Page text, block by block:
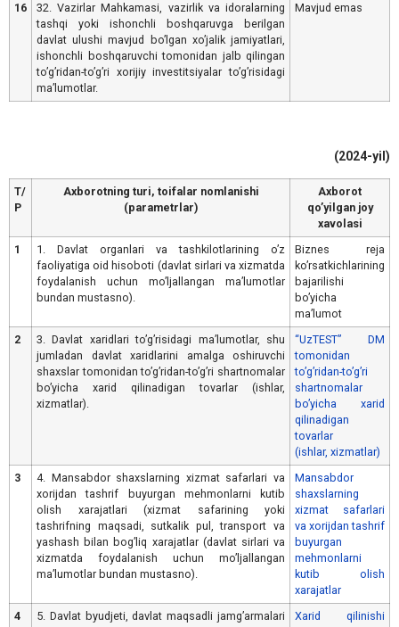
16
32. Vazirlar Mahkamasi, vazirlik va idoralarning
tashqi yoki ishonchli boshqaruvga berilgan
davlat ulushi mavjud boʼlgan xoʼjalik jamiyatlari,
ishonchli boshqaruvchi tomonidan jalb qilingan
toʼgʼridan-toʼgʼri xorijiy investitsiyalar toʼgʼrisidagi
maʼlumotlar.
Mavjud emas
(2024-yil)
T/
Р
Аxborotning turi, toifalar nomlanishi
(parametrlar)
Аxborot
qoʼyilgan joy
xavolasi
1
1. Davlat organlari va tashkilotlarining oʼz
faoliyatiga oid hisoboti (davlat sirlari va xizmatda
foydalanish uchun moʼljallangan maʼlumotlar
bundan mustasno).
Biznes reja
koʼrsatkichlarining
bajarilishi
boʼyicha
maʼlumot
2
3. Davlat xaridlari toʼgʼrisidagi maʼlumotlar, shu
jumladan davlat xaridlarini amalga oshiruvchi
shaxslar tomonidan toʼgʼridan-toʼgʼri shartnomalar
boʼyicha xarid qilinadigan tovarlar (ishlar,
xizmatlar).
“UzTEST” DM
tomonidan
toʼgʼridan-toʼgʼri
shartnomalar
boʼyicha xarid
qilinadigan
tovarlar
(ishlar, xizmatlar)
3
4. Mansabdor shaxslarning xizmat safarlari va
xorijdan tashrif buyurgan mehmonlarni kutib
olish xarajatlari (xizmat safarining yoki
tashrifning maqsadi, sutkalik pul, transport va
yashash bilan bogʼliq xarajatlar (davlat sirlari va
xizmatda foydalanish uchun moʼljallangan
maʼlumotlar bundan mustasno).
Mansabdor
shaxslarning
xizmat safarlari
va xorijdan tashrif
buyurgan
mehmonlarni
kutib olish
xarajatlar
4
5. Davlat byudjeti, davlat maqsadli jamgʼarmalari
Xarid qilinishi